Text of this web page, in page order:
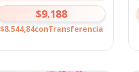
$9.188
$8.544,84conTransferencia